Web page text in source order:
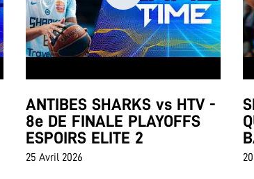
ANTIBES SHARKS vs HTV -
8e DE FINALE PLAYOFFS
ESPOIRS ELITE 2
25 Avril 2026